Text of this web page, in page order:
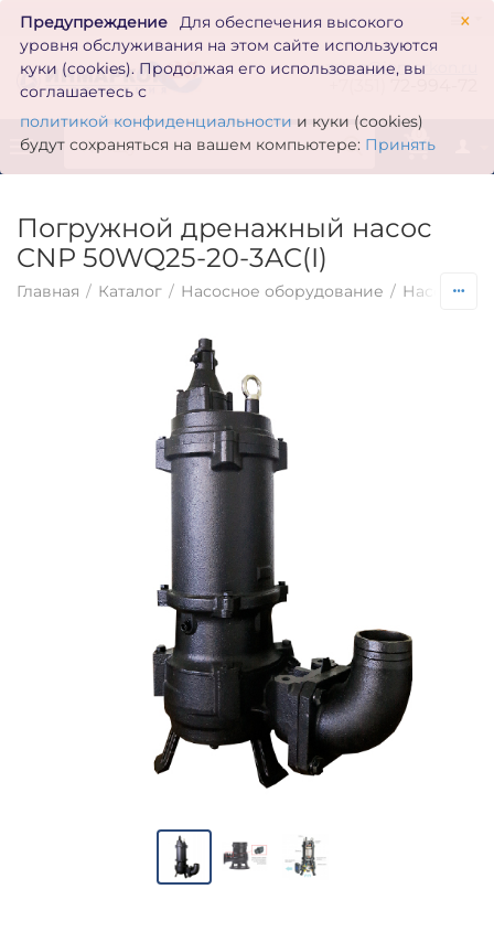
×
Предупреждение
Для обеспечения высокого
уровня обслуживания на этом сайте используются
куки (cookies). Продолжая его использование, вы
соглашаетесь с
политикой конфиденциальности и куки (cookies)
будут сохраняться на вашем компьютере: Принять
zakaz@inmarkon.ru
0
Погружной дренажный насос
CNP 50WQ25-20-3AC(I)
Главная / Каталог / Насосное оборудование / Насосы по